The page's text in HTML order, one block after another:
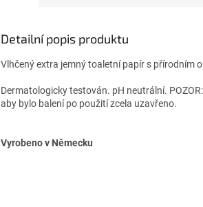
Detailní popis produktu
Vlhčený extra jemný toaletní papír s přírodním
Dermatologicky testován. pH neutrální.
aby bylo balení po použití zcela uzavřeno.
Vyrobeno v Německu